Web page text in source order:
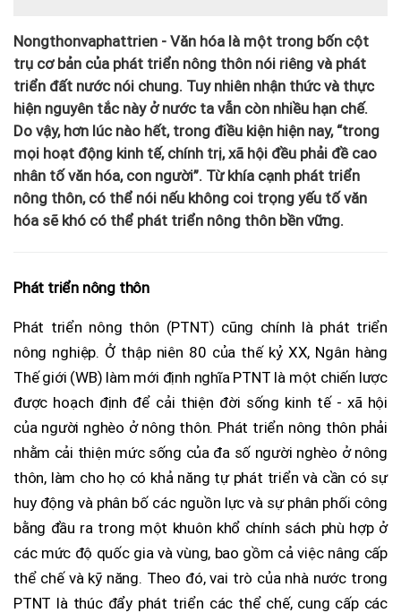
Nongthonvaphattrien - Văn hóa là một trong bốn cột
trụ cơ bản của phát triển nông thôn nói riêng và phát
triển đất nước nói chung. Tuy nhiên nhận thức và thực
hiện nguyên tắc này ở nước ta vẫn còn nhiều hạn chế.
Do vậy, hơn lúc nào hết, trong điều kiện hiện nay, “trong
mọi hoạt động kinh tế, chính trị, xã hội đều phải đề cao
nhân tố văn hóa, con người”. Từ khía cạnh phát triển
nông thôn, có thể nói nếu không coi trọng yếu tố văn
hóa sẽ khó có thể phát triển nông thôn bền vững.
Phát triển nông thôn
Phát triển nông thôn (PTNT) cũng chính là phát triển
nông nghiệp. Ở thập niên 80 của thế kỷ XX, Ngân hàng
Thế giới (WB) làm mới định nghĩa PTNT là một chiến lược
được hoạch định để cải thiện đời sống kinh tế - xã hội
của người nghèo ở nông thôn. Phát triển nông thôn phải
nhằm cải thiện mức sống của đa số người nghèo ở nông
thôn, làm cho họ có khả năng tự phát triển và cần có sự
huy động và phân bố các nguồn lực và sự phân phối công
bằng đầu ra trong một khuôn khổ chính sách phù hợp ở
các mức độ quốc gia và vùng, bao gồm cả việc nâng cấp
thể chế và kỹ năng. Theo đó, vai trò của nhà nước trong
PTNT là thúc đẩy phát triển các thể chế, cung cấp các